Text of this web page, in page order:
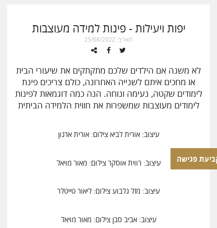
יפות ויעילות - פינות למידה מעוצבות
תאריך: 25/08/2022
לא משנה אם הילדים שלכם מתקתקים את שיעורי הבית
או מחכים איתם לשנייה האחרונה, כולם צריכים פינת
לימודים שקטה, נעימה ונוחה. הנה כמה דוגמאות לפינות
לימודים מעוצבות שמשפרות את חווית הלמידה הביתית
עיצוב: אורית לביא צילום: אורית ארנון
עיצוב: רווית אוסקר צילום: מאור מויאל
עיצוב: מזל גלבוע צילום: ליאור טייטלר
עיצוב: אביב סבן צילום: מאור מויאל
פגישה